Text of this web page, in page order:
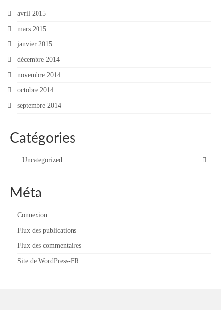
avril 2015
mars 2015
janvier 2015
décembre 2014
novembre 2014
octobre 2014
septembre 2014
Catégories
Uncategorized
Méta
Connexion
Flux des publications
Flux des commentaires
Site de WordPress-FR